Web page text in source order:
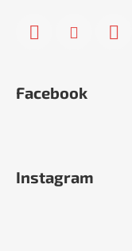
Facebook
Instagram